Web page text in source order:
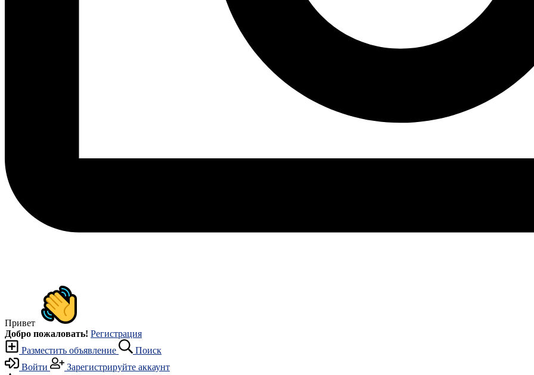
Привет
Добро пожаловать! Регистрация
Разместить объявление
Поиск
Войти
Зарегистрируйте аккаунт